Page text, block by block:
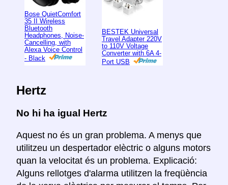
Bose QuietComfort
35 II Wireless
Bluetooth
Headphones, Noise-
Cancelling, with
Alexa Voice Control
- Black
BESTEK Universal
Travel Adapter 220V
to 110V Voltage
Converter with 6A 4-
Port USB
Hertz
No hi ha igual Hertz
Aquest no és un gran problema. A menys que
utilitzeu un despertador elèctric o alguns motors
quan la velocitat és un problema. Explicació:
Alguns rellotges d'alarma utilitzen la freqüència